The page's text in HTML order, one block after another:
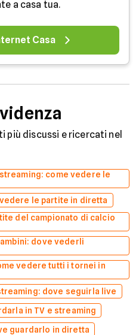
a casa tua.
Casa
più discussi e ricercati nel
streaming: come vedere le
le partite in diretta
del campionato di calcio
dove vederli
vedere tutti i tornei in
dove seguirla live
in TV e streaming
guardarlo in diretta